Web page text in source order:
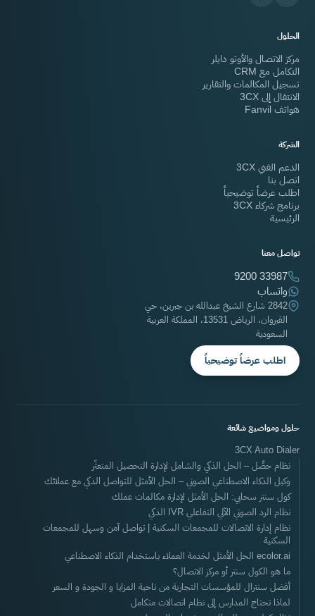
الحلول
مركز الاتصال والأوتو دايلر
التكامل مع CRM
تسجيل المكالمات والتقارير
الانتقال إلى 3CX
هواتف Fanvil
الشركة
الدعم الفني 3CX
اتصل بنا
اطلب عرضاً توضيحياً
برنامج شركاء 3CX
الرئيسية
تواصل معنا
9200 33987
واتساب
2842 شارع الشيخ عبدالله بن جبرين، حي
القيروان، الرياض 13531، المملكة العربية
السعودية
اطلب عرضاً توضيحياً
حلول ومواضيع شائعة
3CX Auto Dialer
نظام حصِّل – الحل الذكي والشامل لإدارة التحصيل المتعثّر
وكيل الذكاء الاصطناعي الصوتي – الحل الأمثل للتواصل الذكي مع عملائك
كول سنتر سحابي: الحل الأمثل لإدارة مكالمات عملك
نظام الرد الصوتي الآلي التفاعلي IVR الذكي
نظام إدارة الاتصالات للمجمعات السكنية | تواصل آمن وسهل للمجمعات
السكنية
ecolor.ai الحل الأمثل لخدمة العملاء باستخدام الذكاء الاصطناعي
ما هو الكول سنتر أو مركز الاتصال؟
أفضل سنترال للمؤسسات التجارية من ناحية المزايا و الجودة و السعر
لماذا تحتاج المدارس إلى نظام اتصالات متكامل